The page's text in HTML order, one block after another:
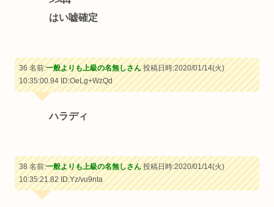
はい嘘確定
36 名前:一般よりも上級の名無しさん投稿日時:2020/01/14(火)
10:35:00.94ID:OeLg+WzQd
ハラディ
38 名前:一般よりも上級の名無しさん投稿日時:2020/01/14(火)
10:35:21.82ID:Yz/vu9nta